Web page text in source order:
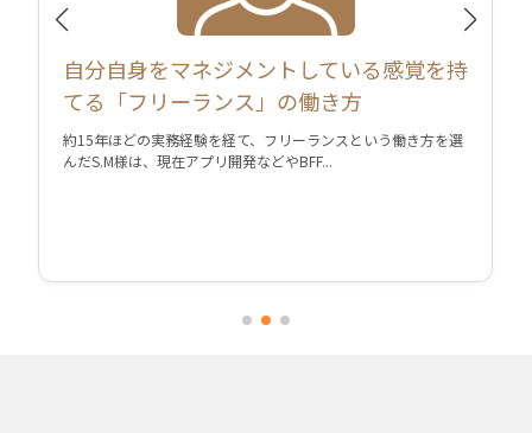
自分自身をマネジメントしている感覚を持
てる「フリーランス」の働き方
約15年ほどの実務経験を経て、フリーランスという働き方を選
んだS.M様は、現在アプリ開発などやBFF...